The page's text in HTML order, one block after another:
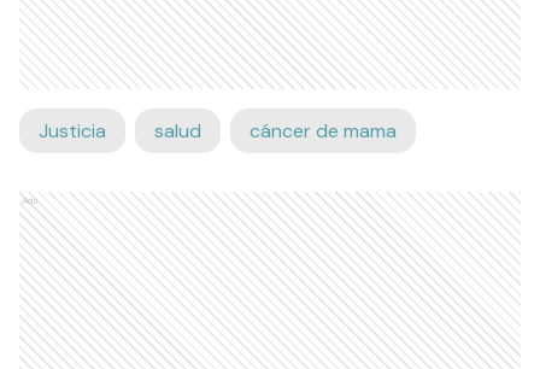
Justicia salud cáncer de mama
Ads